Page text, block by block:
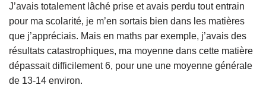
J’avais totalement lâché prise et avais perdu tout entrain
pour ma scolarité, je m’en sortais bien dans les matières
que j’appréciais. Mais en maths par exemple, j’avais des
résultats catastrophiques, ma moyenne dans cette matière
dépassait difficilement 6, pour une une moyenne générale
de 13-14 environ.